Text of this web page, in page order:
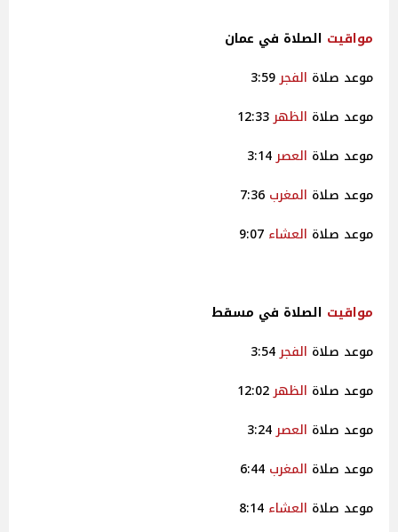
مواقيت الصلاة في عمان
موعد صلاة الفجر3:59
موعد صلاة الظهر12:33
موعد صلاة العصر3:14
موعد صلاة المغرب
موعد صلاة العشاء
مواقيت الصلاة في مسقط
موعد صلاة الفجر3:54
موعد صلاة الظهر12:02
موعد صلاة العصر3:24
موعد صلاة المغرب
موعد صلاة العشاء